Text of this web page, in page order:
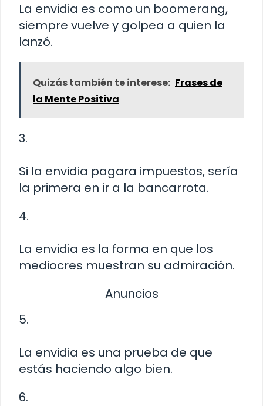
La envidia es como un boomerang,
siempre vuelve y golpea a quien la
lanzó.
Quizás también te interese: Frases de
la Mente Positiva
3.
Si la envidia pagara impuestos, sería
la primera en ir a la bancarrota.
4.
La envidia es la forma en que los
mediocres muestran su admiración.
Anuncios
5.
La envidia es una prueba de que
estás haciendo algo bien.
6.